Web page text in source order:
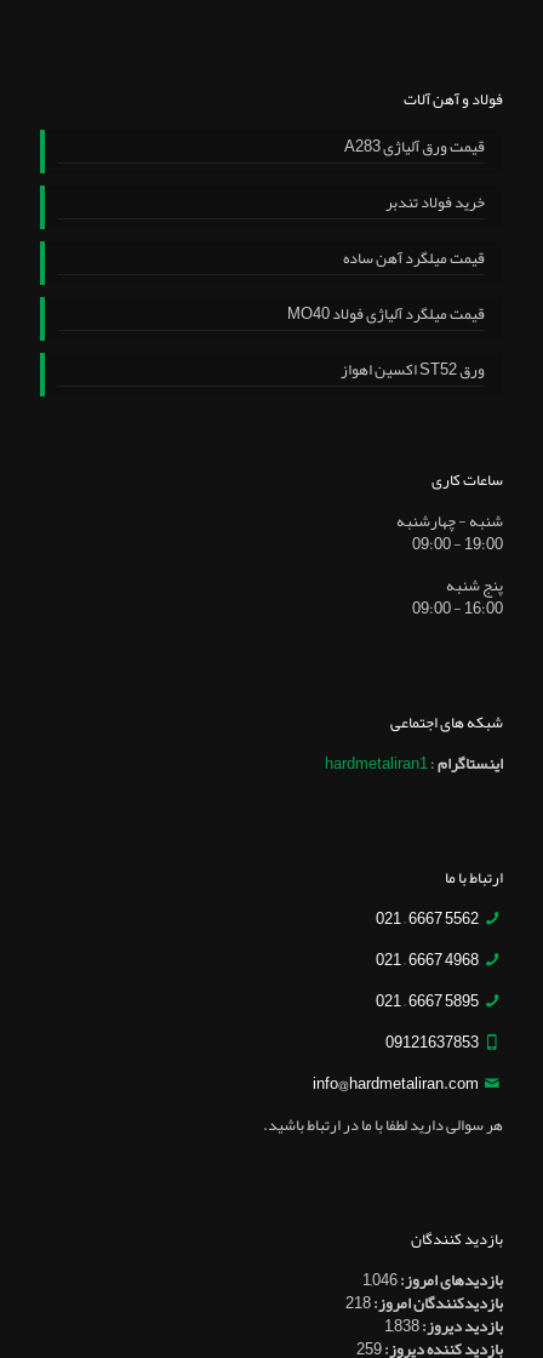
فولاد و آهن آلات
قیمت ورق آلیاژی A283
خرید فولاد تندبر
قیمت میلگرد آهن ساده
قیمت میلگرد آلیاژی فولاد MO40
ورق ST52 اکسین اهواز
ساعات کاری
شنبه - چهارشنبه
19:00 - 09:00
پنج شنبه
16:00 - 09:00
شبکه های اجتماعی
اینستاگرام:
hardmetaliran1
ارتباط با ما
5562 6667 – 021
4968 6667 – 021
5895 6667 – 021
09121637853
info@hardmetaliran.com
هر سوالی دارید لطفا با ما در ارتباط باشید.
بازدید کنندگان
بازدیدهای امروز:1,046
بازدیدکنندگان امروز:218
بازدید دیروز:1,838
بازدید کننده دیروز:259